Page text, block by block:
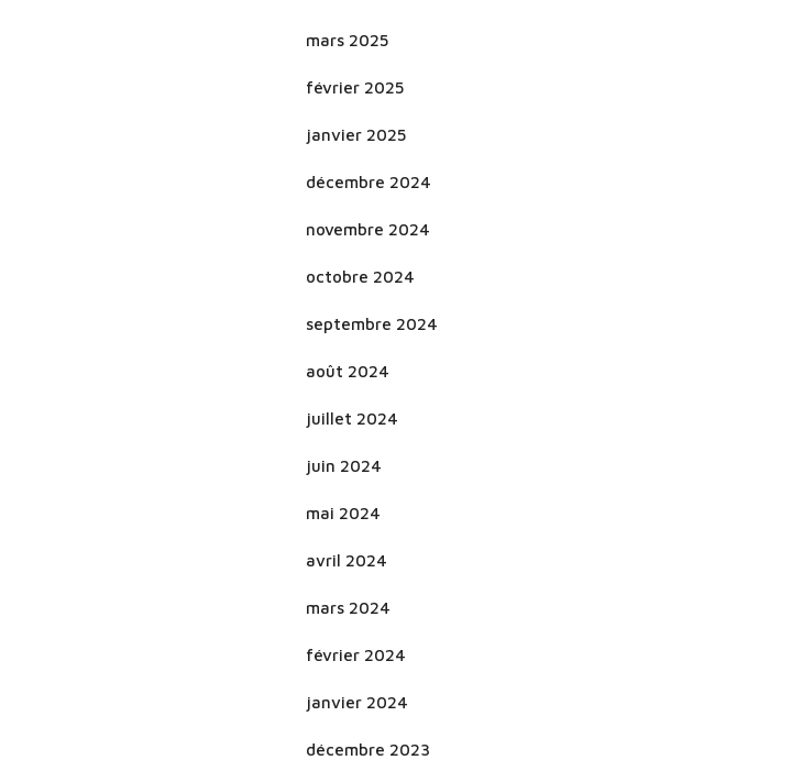
mars 2025
février 2025
janvier 2025
décembre 2024
novembre 2024
octobre 2024
septembre 2024
août 2024
juillet 2024
juin 2024
mai 2024
avril 2024
mars 2024
février 2024
janvier 2024
décembre 2023